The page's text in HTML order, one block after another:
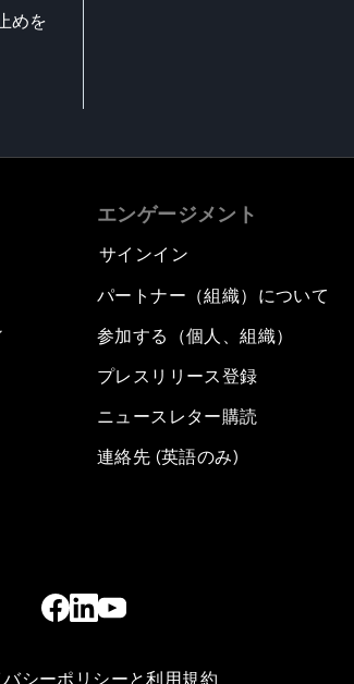
めを
エンゲージメント
サインイン
パートナー（組織）について
参加する（個人、組織）
プレスリリース登録
ニュースレター購読
連絡先 (英語のみ)
シーポリシーと利用規約